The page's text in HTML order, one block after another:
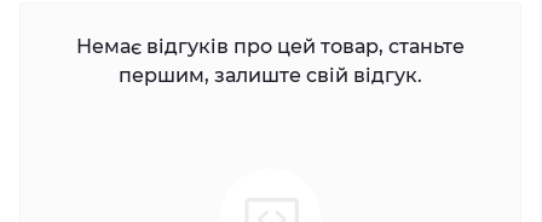
Немає відгуків про цей товар, станьте
першим, залиште свій відгук.